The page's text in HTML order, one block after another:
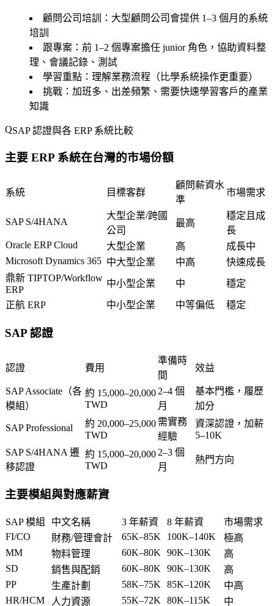
顧問公司培訓
：大型顧問公司會提供 1–3 個月的系統
培訓
跟專案 ：前 1–2 個專案擔任 junior 角色，協助資料整
理、會議記錄、測試
學習重點 ：理解業務流程（比學系統操作更重要）
挑戰 ：加班多、出差頻繁、需要快速學習客戶的產業
知識
SAP 認證與各 ERP 系統比較
主要 ERP 系統在台灣的市場份額
系統 目標客群
顧問薪資水
準
市場需求
SAP S/4HANA
大型企業/跨國
公司
最高
穩定且成
長
Oracle ERP Cloud
大型企業 高
成長中
Microsoft Dynamics 365 中大型企業 中高
快速成長
鼎新 TIPTOP/Workflow
ERP
中小型企業 中 穩定
正航 ERP 中小型企業 中等偏低 穩定
SAP 認證
認證 費用
準備時
間
效益
SAP Associate（各
模組）
約 15,000–20,000
TWD
2–4 個
月
基本門檻，履歷
加分
SAP Professional
約 20,000–25,000
TWD
需實務
經驗
資深認證，加薪
5–10K
SAP S/4HANA 遷
移認證
約 15,000–20,000
TWD
2–3 個
月
熱門方向
主要模組與對應薪資
SAP 模組 中文名稱 3 年薪資 8 年薪資
市場需求
FI/CO
財務/管理會計 65K–85K 100K–140K
極高
MM
物料管理 60K–80K 90K–130K
高
SD
銷售與配銷 60K–80K 90K–130K
高
PP
生產計劃 58K–75K 85K–120K
中高
HR/HCM
人力資源 55K–72K 80K–115K 中